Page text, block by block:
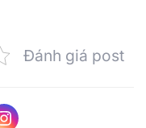
Đánh giá post